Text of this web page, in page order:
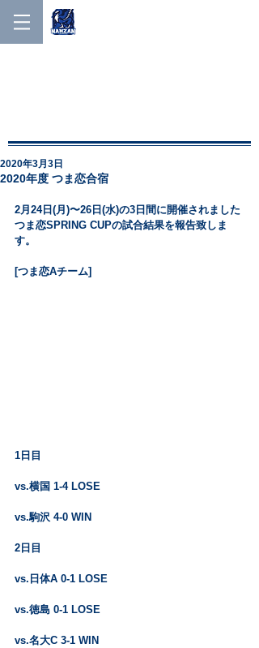
2020年度 つま恋合宿
2020年3月3日
2月24日(月)〜26日(水)の3日間に開催されました
つま恋SPRING CUPの試合結果を報告致しま
す。
[つま恋Aチーム]
1日目
vs.横国 1-4 LOSE
vs.駒沢 4-0 WIN
2日目
vs.日体A 0-1 LOSE
vs.徳島 0-1 LOSE
vs.名大C 3-1 WIN